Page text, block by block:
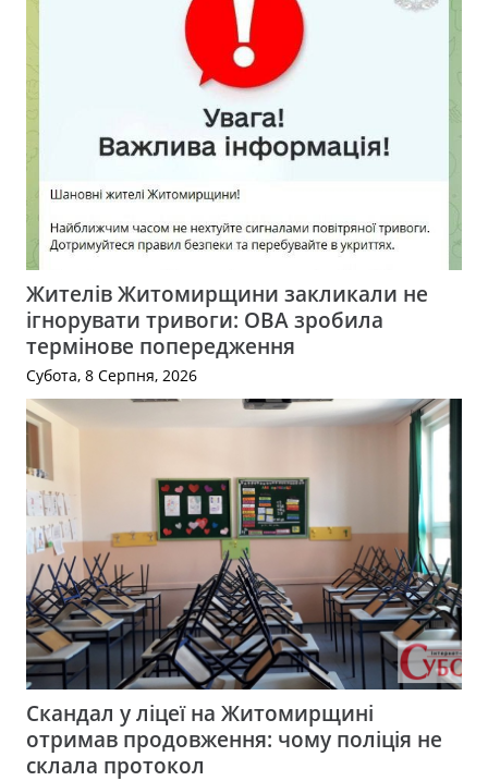
Жителів Житомирщини закликали не
ігнорувати тривоги: ОВА зробила
термінове попередження
Субота, 8 Серпня, 2026
Скандал у ліцеї на Житомирщині
отримав продовження: чому поліція не
склала протокол